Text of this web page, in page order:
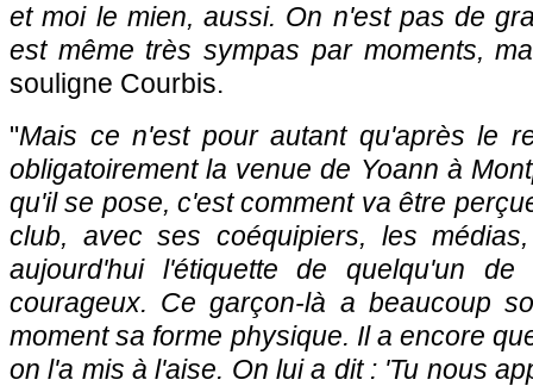
et moi le mien, aussi. On n'est pas de
est même très sympas par moments,
souligne Courbis.
"Mais ce n'est pour autant qu'après le
obligatoirement la venue de Yoann à
qu'il se pose, c'est comment va être
club, avec ses coéquipiers, les
aujourd'hui l'étiquette de quelqu'un de
courageux. Ce garçon-là a beaucoup
moment sa forme physique. Il a encore
on l'a mis à l'aise. On lui a dit : 'Tu nous